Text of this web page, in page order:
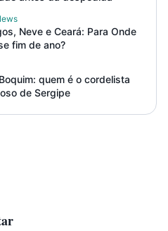
Neve e Ceará: Para Onde
fim de ano?
quem é o cordelista
de Sergipe